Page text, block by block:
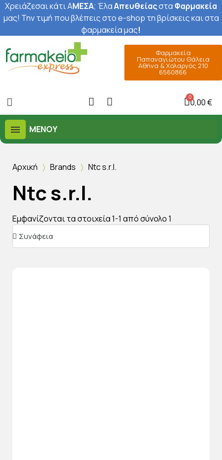
Χρειάζεσαι κάτι ΑΜΕΣΑ; ΈλαΑπευθείαςστα Φαρμακεία
μας! Την τιμή που βλέπεις στο e-shop τη βρίσκεις και στα
φαρμακεία μας!
Φαρμακεία
Παπαναγιώτου Θάλεια
Αθήνα & Χολαργός 210
6560866
0,00 €
ΜΕΝΟΎ
Αρχική Brands Ntc s.r.l.
Ntc s.r.l.
Εμφανίζονται τα στοιχεία 1-1 από σύνολο 1